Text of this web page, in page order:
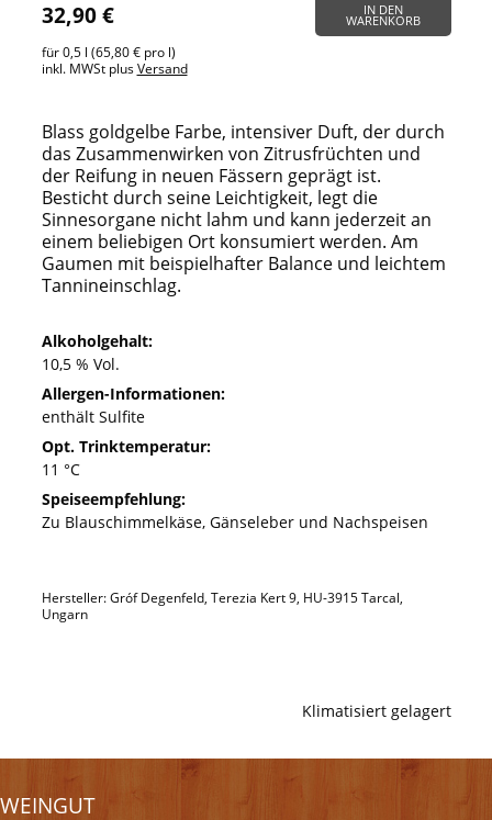
32,90 €
für 0,5 l (65,80 € pro l)
inkl. MWSt plusVersand
IN DEN
WARENKORB
Blass goldgelbe Farbe, intensiver Duft, der durch
das Zusammenwirken von Zitrusfrüchten und
der Reifung in neuen Fässern geprägt ist.
Besticht durch seine Leichtigkeit, legt die
Sinnesorgane nicht lahm und kann jederzeit an
einem beliebigen Ort konsumiert werden. Am
Gaumen mit beispielhafter Balance und leichtem
Tannineinschlag.
Alkoholgehalt:
10,5 % Vol.
Allergen-Informationen:
enthält Sulfite
Opt. Trinktemperatur:
11 °C
Speiseempfehlung:
Zu Blauschimmelkäse, Gänseleber und Nachspeisen
Hersteller: Gróf Degenfeld, Terezia Kert 9, HU-3915 Tarcal,
Ungarn
Klimatisiert gelagert
WEINGUT